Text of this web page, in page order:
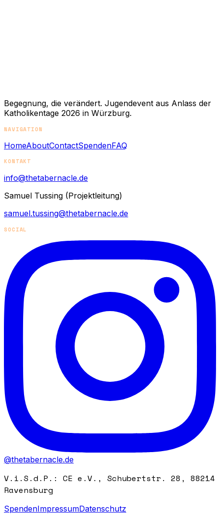
Begegnung, die verändert. Jugendevent aus Anlass der
Katholikentage 2026 in Würzburg.
NAVIGATION
HomeAboutContactSpendenFAQ
KONTAKT
info@thetabernacle.de
Samuel Tussing (Projektleitung)
samuel.tussing@thetabernacle.de
SOCIAL
@thetabernacle.de
V.i.S.d.P.: CE e.V., Schubertstr. 28, 88214
Ravensburg
SpendenImpressumDatenschutz